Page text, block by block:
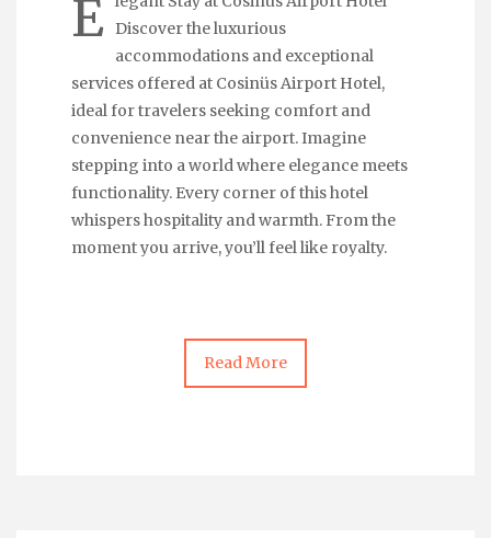
E
Discover the luxurious
accommodations and exceptional
services offered at Cosinüs Airport Hotel,
ideal for travelers seeking comfort and
convenience near the airport. Imagine
stepping into a world where elegance meets
functionality. Every corner of this hotel
whispers hospitality and warmth. From the
moment you arrive, you’ll feel like royalty.
Read More